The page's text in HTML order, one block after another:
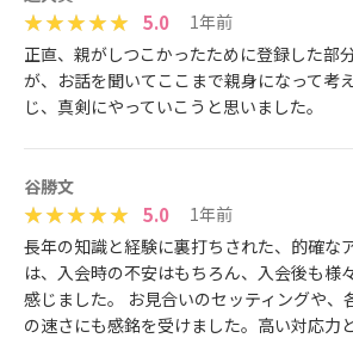
5.0
1年前
正直、親がしつこかったために登録した部
が、お話を聞いてここまで親身になって考
じ、真剣にやっていこうと思いました。
谷勝文
5.0
1年前
長年の知識と経験に裏打ちされた、的確な
は、入会時の不安はもちろん、入会後も様
感じました。 お見合いのセッティングや、
の速さにも感銘を受けました。高い対応力